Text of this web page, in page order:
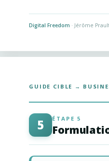
Digital Freedom · Jérôme
GUIDE CIBLE →
5 ÉTAPE 5